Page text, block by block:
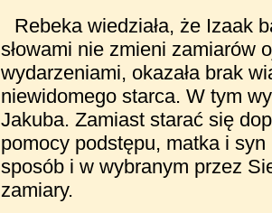
Rebeka wiedziała, że Izaak
słowami nie zmieni zamiarów
wydarzeniami, okazała brak
niewidomego starca. W tym
Jakuba. Zamiast starać się
pomocy podstępu, matka i
sposób i w wybranym przez
zamiary.